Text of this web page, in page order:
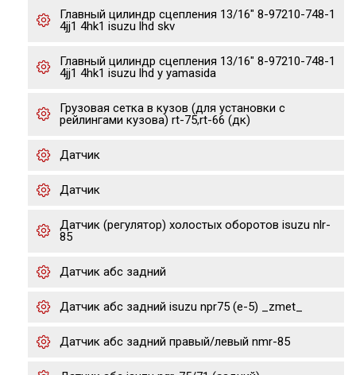
Главный цилиндр сцепления 13/16" 8-97210-748-1
4jj1 4hk1 isuzu lhd skv
Главный цилиндр сцепления 13/16" 8-97210-748-1
4jj1 4hk1 isuzu lhd y yamasida
Грузовая сетка в кузов (для установки с
рейлингами кузова) rt-75,rt-66 (дк)
Датчик
Датчик
Датчик (регулятор) холостых оборотов isuzu nlr-
85
Датчик абс задний
Датчик абс задний isuzu npr75 (е-5) _zmet_
Датчик абс задний правый/левый nmr-85